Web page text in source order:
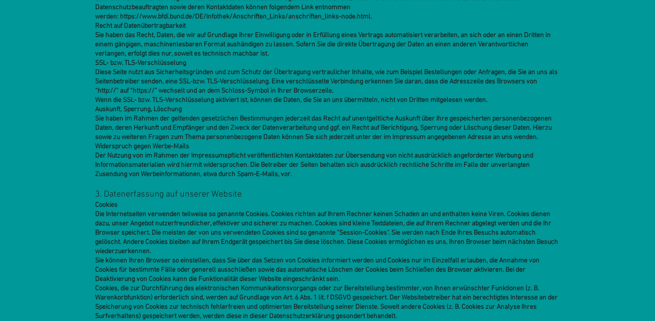
Datenschutzbeauftragten sowie deren Kontaktdaten können folgendem Link entnommen
werden: https://www.bfdi.bund.de/DE/Infothek/Anschriften_Links/anschriften_links-node.html.
Recht auf Datenübertragbarkeit
Sie haben das Recht, Daten, die wir auf Grundlage Ihrer Einwilligung oder in Erfüllung eines Vertrags automatisiert verarbeiten, an sich oder an einen Dritten in
einem gängigen, maschinenlesbaren Format aushändigen zu lassen. Sofern Sie die direkte Übertragung der Daten an einen anderen Verantwortlichen
verlangen, erfolgt dies nur, soweit es technisch machbar ist.
SSL- bzw. TLS-Verschlüsselung
Diese Seite nutzt aus Sicherheitsgründen und zum Schutz der Übertragung vertraulicher Inhalte, wie zum Beispiel Bestellungen oder Anfragen, die Sie an uns als
Seitenbetreiber senden, eine SSL-bzw. TLS-Verschlüsselung. Eine verschlüsselte Verbindung erkennen Sie daran, dass die Adresszeile des Browsers von
“http://” auf “https://” wechselt und an dem Schloss-Symbol in Ihrer Browserzeile.
Wenn die SSL- bzw. TLS-Verschlüsselung aktiviert ist, können die Daten, die Sie an uns übermitteln, nicht von Dritten mitgelesen werden.
Auskunft, Sperrung, Löschung
Sie haben im Rahmen der geltenden gesetzlichen Bestimmungen jederzeit das Recht auf unentgeltliche Auskunft über Ihre gespeicherten personenbezogenen
Daten, deren Herkunft und Empfänger und den Zweck der Datenverarbeitung und ggf. ein Recht auf Berichtigung, Sperrung oder Löschung dieser Daten. Hierzu
sowie zu weiteren Fragen zum Thema personenbezogene Daten können Sie sich jederzeit unter der im Impressum angegebenen Adresse an uns wenden.
Widerspruch gegen Werbe-Mails
Der Nutzung von im Rahmen der Impressumspflicht veröffentlichten Kontaktdaten zur Übersendung von nicht ausdrücklich angeforderter Werbung und
Informationsmaterialien wird hiermit widersprochen. Die Betreiber der Seiten behalten sich ausdrücklich rechtliche Schritte im Falle der unverlangten
Zusendung von Werbeinformationen, etwa durch Spam-E-Mails, vor.
3. Datenerfassung auf unserer Website
Cookies
Die Internetseiten verwenden teilweise so genannte Cookies. Cookies richten auf Ihrem Rechner keinen Schaden an und enthalten keine Viren. Cookies dienen
dazu, unser Angebot nutzerfreundlicher, effektiver und sicherer zu machen. Cookies sind kleine Textdateien, die auf Ihrem Rechner abgelegt werden und die Ihr
Browser speichert. Die meisten der von uns verwendeten Cookies sind so genannte “Session-Cookies”. Sie werden nach Ende Ihres Besuchs automatisch
gelöscht. Andere Cookies bleiben auf Ihrem Endgerät gespeichert bis Sie diese löschen. Diese Cookies ermöglichen es uns, Ihren Browser beim nächsten Besuch
wiederzuerkennen.
Sie können Ihren Browser so einstellen, dass Sie über das Setzen von Cookies informiert werden und Cookies nur im Einzelfall erlauben, die Annahme von
Cookies für bestimmte Fälle oder generell ausschließen sowie das automatische Löschen der Cookies beim Schließen des Browser aktivieren. Bei der
Deaktivierung von Cookies kann die Funktionalität dieser Website eingeschränkt sein.
Cookies, die zur Durchführung des elektronischen Kommunikationsvorgangs oder zur Bereitstellung bestimmter, von Ihnen erwünschter Funktionen (z. B.
Warenkorbfunktion) erforderlich sind, werden auf Grundlage von Art. 6 Abs. 1 lit. f DSGVO gespeichert. Der Websitebetreiber hat ein berechtigtes Interesse an der
Speicherung von Cookies zur technisch fehlerfreien und optimierten Bereitstellung seiner Dienste. Soweit andere Cookies (z. B. Cookies zur Analyse Ihres
Surfverhaltens) gespeichert werden, werden diese in dieser Datenschutzerklärung gesondert behandelt.